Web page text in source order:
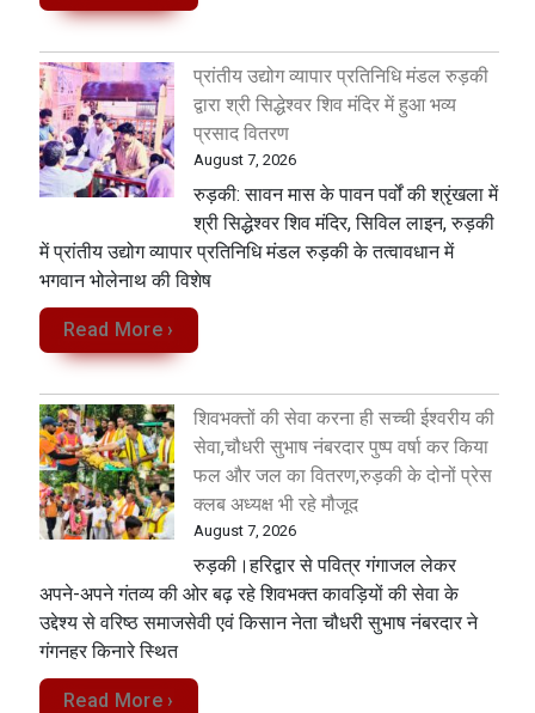
प्रांतीय उद्योग व्यापार प्रतिनिधि मंडल रुड़की
द्वारा श्री सिद्धेश्वर शिव मंदिर में हुआ भव्य
प्रसाद वितरण
August 7, 2026
​रुड़की: सावन मास के पावन पर्वों की श्रृंखला में
श्री सिद्धेश्वर शिव मंदिर, सिविल लाइन, रुड़की
में प्रांतीय उद्योग व्यापार प्रतिनिधि मंडल रुड़की के तत्वावधान में
भगवान भोलेनाथ की विशेष
Read More ›
शिवभक्तों की सेवा करना ही सच्ची ईश्वरीय की
सेवा,चौधरी सुभाष नंबरदार पुष्प वर्षा कर किया
फल और जल का वितरण,रुड़की के दोनों प्रेस
क्लब अध्यक्ष भी रहे मौजूद
August 7, 2026
रुड़की।हरिद्वार से पवित्र गंगाजल लेकर
अपने-अपने गंतव्य की ओर बढ़ रहे शिवभक्त कावड़ियों की सेवा के
उद्देश्य से वरिष्ठ समाजसेवी एवं किसान नेता चौधरी सुभाष नंबरदार ने
गंगनहर किनारे स्थित
Read More ›